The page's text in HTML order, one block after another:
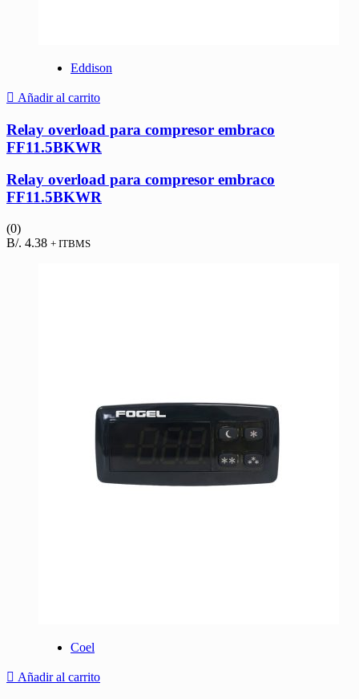
Eddison
Añadir al carrito
Relay overload para compresor embraco
FF11.5BKWR
Relay overload para compresor embraco
FF11.5BKWR
(0)
B/. 4.38 + ITBMS
Coel
Añadir al carrito